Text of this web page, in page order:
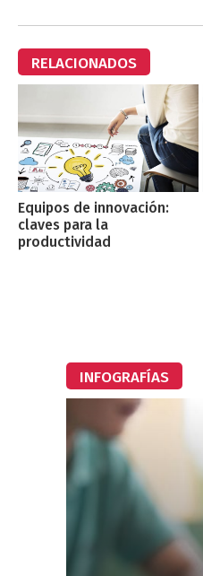
RELACIONADOS
Equipos de innovación:
claves para la
productividad
INFOGRAFÍAS